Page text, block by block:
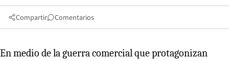
Compartir Comentarios
En medio de la guerra comercial que protagonizan